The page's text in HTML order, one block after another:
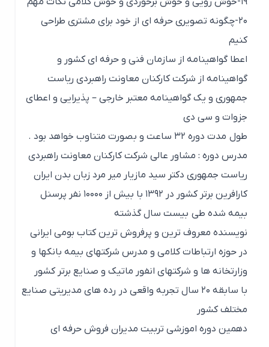
۲۰-چگونه تصویری حرفه ای از خود برای مشتری طراحی
کنیم
اعطا گواهینامه از سازمان فنی و حرفه ای کشور و
گواهینامه از شرکت کارکنان معاونت راهبردی ریاست
جمهوری و یک گواهینامه معتبر خارجی – پذیرایی و اعطای
جزوات و سی دی
طول مدت دوره ۳۲ ساعت و بصورت متناوب خواهد بود .
مدرس دوره : مشاور عالی شرکت کارکنان معاونت راهبردی
ریاست جمهوری دکتر سید مازیار میر مرد زبان بدن ایران
کارافرین برتر کشور در ۱۳۹۲ با بیش از ۱۰۰۰۰ نفر پرسنل
بیمه شده طی بیست سال گذشته
نویسنده معروف ترین و پرفروش ترین کتاب بومی ایرانی
در حوزه ارتباطات کلامی و مدرس شرکتهای بیمه بانکها و
وزارتخانه ها و شرکتهای انفور ماتیک و صنایع برتر کشور
با سابقه ۲۰ سال تجربه واقعی در رده های مدیریتی صنایع
مختلف کشور
دهمین دوره اموزشی تربیت مدیران فروش حرفه ای